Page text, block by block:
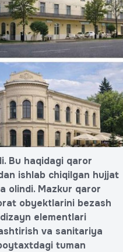
Bu haqidagi qaror
ishlab chiqilgan hujjat
olindi. Mazkur qaror
obyektlarini bezash
elementlari
va sanitariya
tuman